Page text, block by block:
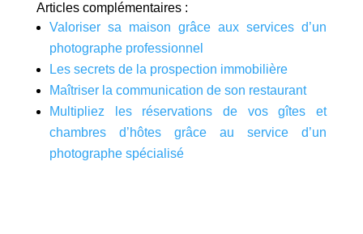
Articles complémentaires :
Valoriser sa maison grâce aux services d’un
photographe professionnel
Les secrets de la prospection immobilière
Maîtriser la communication de son restaurant
Multipliez les réservations de vos gîtes et
chambres d’hôtes grâce au service d’un
photographe spécialisé